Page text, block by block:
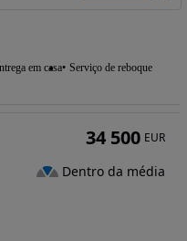
em casa Serviço de reboque
34 500 EUR
Dentro da média